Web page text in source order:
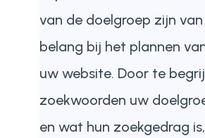
van de doelgroep zijn
belang bij het plannen
uw website. Door te
zoekwoorden uw
en wat hun zoekgedrag